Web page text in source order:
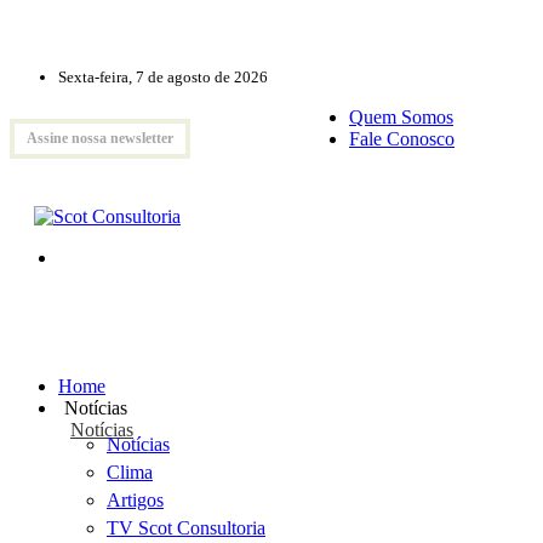
Sexta-feira, 7 de agosto de 2026
Assine nossa newsletter
Quem Somos
Fale Conosco
Home
Notícias
Notícias
Notícias
Clima
Artigos
TV Scot Consultoria